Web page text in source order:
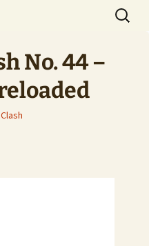
Suchen
nach:
No. 44 –